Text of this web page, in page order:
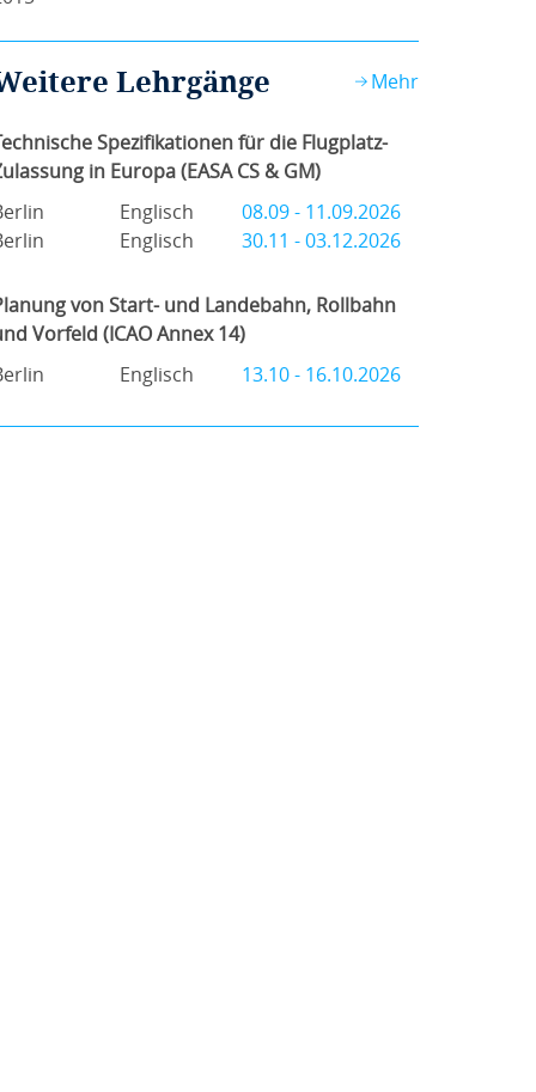
Lehrgänge Mehr
Spezifikationen für die Flugplatz-
in Europa (EASA CS & GM)
Englisch
08.09 - 11.09.2026
Englisch 30.11 - 03.12.2026
von Start- und Landebahn, Rollbahn
Vorfeld (ICAO Annex 14)
Englisch 13.10 - 16.10.2026